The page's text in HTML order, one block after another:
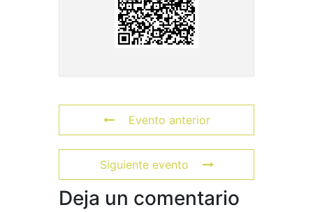
Evento anterior
Siguiente evento
Deja un comentario